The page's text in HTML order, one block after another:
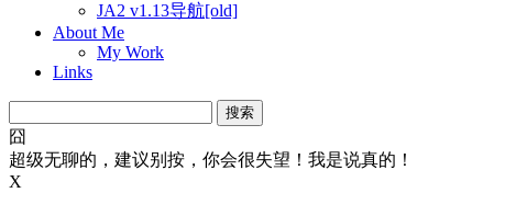
JA2 v1.13导航[old]
About Me
My Work
Links
索：
囧
超级无聊的，建议别按，你会很失望！我是说真的！
X